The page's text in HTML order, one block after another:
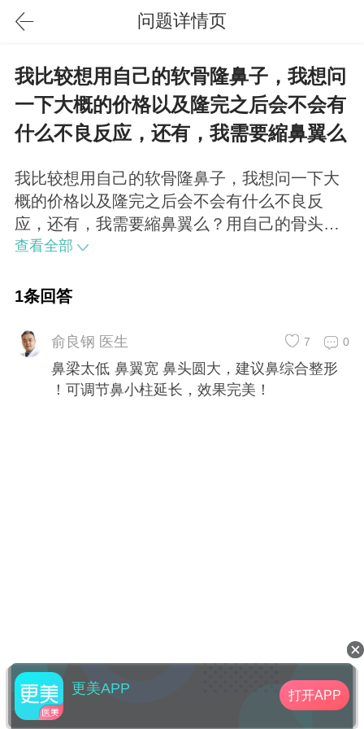
问题详情页
我比较想用自己的软骨隆鼻子，我想问
一下大概的价格以及隆完之后会不会有
什么不良反应，还有，我需要縮鼻翼么
我比较想用自己的软骨隆鼻子，我想问一下大
概的价格以及隆完之后会不会有什么不良反
应，还有，我需要縮鼻翼么？用自己的骨头以
后会不会就和自己鼻子上的骨头长在一起？还
太低 鼻翼宽 鼻头圆大，建议鼻综合整形 ！可
查看全部
1条回答
俞良钢 医生 0
7
鼻梁太低 鼻翼宽 鼻头圆大，建议鼻综合整形
！可调节鼻小柱延长，效果完美！
更美APP 打开APP